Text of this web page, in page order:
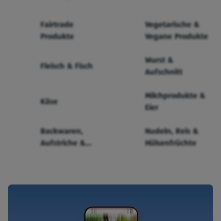
Fairtrade
Produkte
Vegetarische &
Vegane Produkte
Fleisch & Fisch
Wurst &
Aufschnitt
Käse
Milchprodukte &
Eier
Backwaren,
Aufstriche &
Nudeln, Reis &
Hülsenfrüchte